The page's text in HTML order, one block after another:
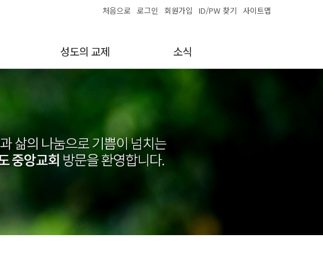
처음으로 로그인 회원가입 ID/PW 찾기 사이트맵
성도의 교제 소식